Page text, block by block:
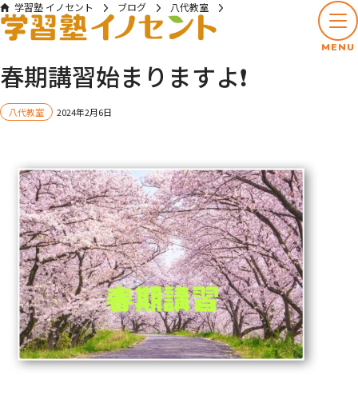
MENU
学習塾 イノセント ブログ
八代教室
春期講習始まりますよ❗
春期講習始まりますよ❗
八代教室 2024年2月6日